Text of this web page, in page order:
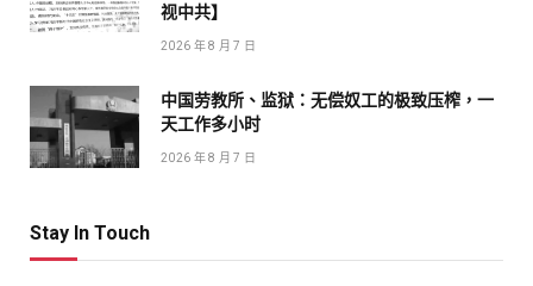
视中共】
2026 年 8 月 7 日
中国劳教所、监狱：无偿奴工的极致压榨，一
天工作多小时
2026 年 8 月 7 日
Stay In Touch